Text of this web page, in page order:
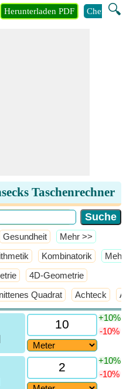
🔍
Herunterladen PDF Chemie
Taschenrechner
Gesundheit ​Mehr >>
Kombinatorik ​Mehr
4D-Geometrie
Quadrat Achteck
+10%
-10%
+10%
-10%